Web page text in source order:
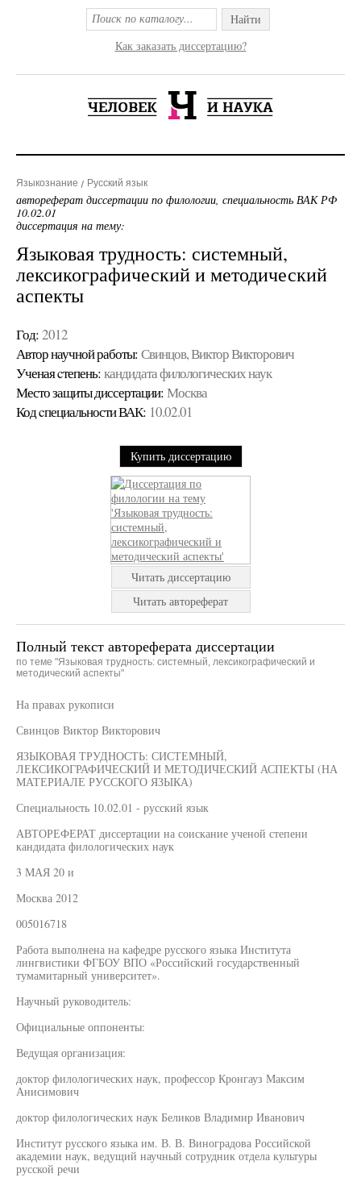
Найти
Как заказать диссертацию?
Языкознание Русский язык
автореферат диссертации по филологии, специальность ВАК РФ
10.02.01
диссертация на тему:
Языковая трудность: системный,
лексикографический и методический
аспекты
Год: 2012
Автор научной работы: Свинцов, Виктор Викторович
Ученая cтепень: кандидата филологических наук
Место защиты диссертации: Москва
Код cпециальности ВАК: 10.02.01
Купить диссертацию
Читать диссертацию
Читать автореферат
Полный текст автореферата диссертации
по теме "Языковая трудность: системный, лексикографический и
методический аспекты"
На правах рукописи
Свинцов Виктор Викторович
ЯЗЫКОВАЯ ТРУДНОСТЬ: СИСТЕМНЫЙ,
ЛЕКСИКОГРАФИЧЕСКИЙ И МЕТОДИЧЕСКИЙ АСПЕКТЫ (НА
МАТЕРИАЛЕ РУССКОГО ЯЗЫКА)
Специальность 10.02.01 - русский язык
АВТОРЕФЕРАТ диссертации на соискание ученой степени
кандидата филологических наук
3 МАЯ 20 и
Москва 2012
005016718
Работа выполнена на кафедре русского языка Института
лингвистики ФГБОУ ВПО «Российский государственный
тумамитарный университет».
Научный руководитель:
Официальные оппоненты:
Ведущая организация:
доктор филологических наук, профессор Кронгауз Максим
Анисимович
доктор филологических наук Беликов Владимир Иванович
Институт русского языка им. В. В. Виноградова Российской
академии наук, ведущий научный сотрудник отдела культуры
русской речи